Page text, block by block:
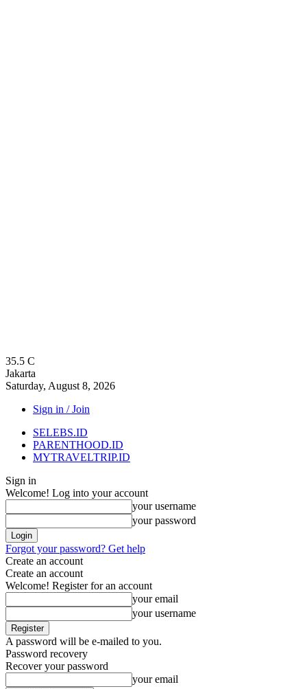
35.5 C
Jakarta
Saturday, August 8, 2026
Sign in / Join
SELEBS.ID
PARENTHOOD.ID
MYTRAVELTRIP.ID
Sign in
Welcome! Log into your account
your username
your password
Forgot your password? Get help
Create an account
Create an account
Welcome! Register for an account
your email
your username
A password will be e-mailed to you.
Password recovery
Recover your password
your email